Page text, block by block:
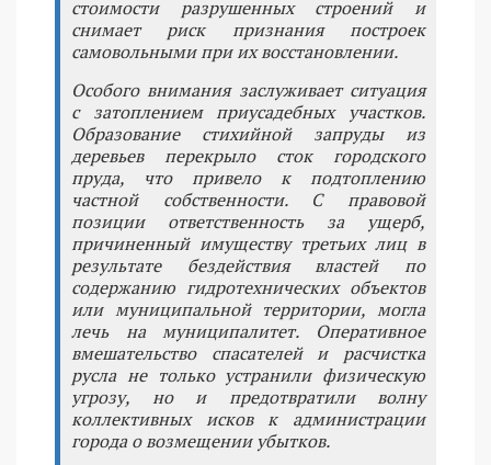
стоимости разрушенных строений и
снимает риск признания построек
самовольными при их восстановлении.
Особого внимания заслуживает ситуация
с затоплением приусадебных участков.
Образование стихийной запруды из
деревьев перекрыло сток городского
пруда, что привело к подтоплению
частной собственности. С правовой
позиции ответственность за ущерб,
причиненный имуществу третьих лиц в
результате бездействия властей по
содержанию гидротехнических объектов
или муниципальной территории, могла
лечь на муниципалитет. Оперативное
вмешательство спасателей и расчистка
русла не только устранили физическую
угрозу, но и предотвратили волну
коллективных исков к администрации
города о возмещении убытков.